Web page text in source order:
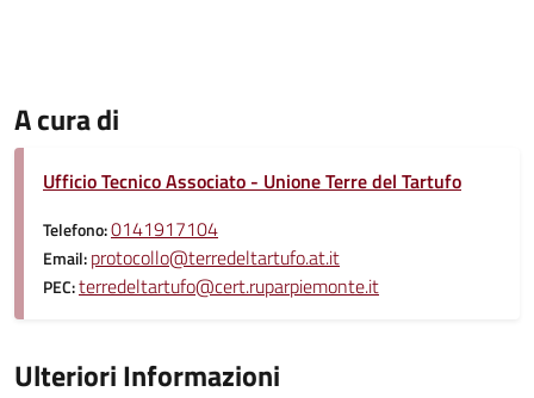
A cura di
Ufficio Tecnico Associato - Unione Terre del Tartufo
Telefono:0141917104
Email:protocollo@terredeltartufo.at.it
PEC:terredeltartufo@cert.ruparpiemonte.it
Ulteriori Informazioni